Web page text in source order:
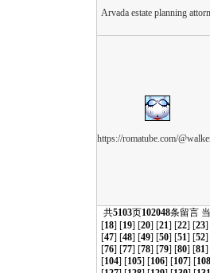
Arvada estate planning
https://romatube.com/
共5103页102048条留言
[18] [19] [20] [21] [22] [23]
[47] [48] [49] [50] [51] [52]
[76] [77] [78] [79] [80] [81]
[104] [105] [106] [107] [108